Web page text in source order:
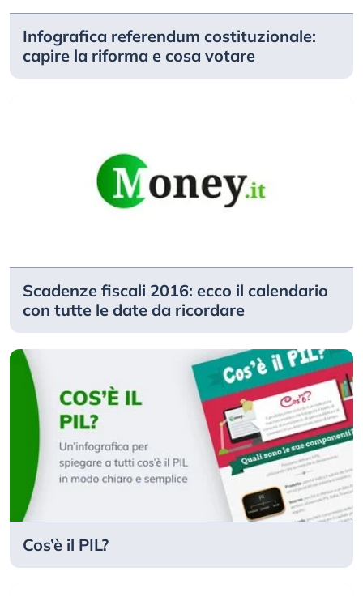
Infografica referendum costituzionale:
capire la riforma e cosa votare
Scadenze fiscali 2016: ecco il calendario
con tutte le date da ricordare
Cos’è il PIL?